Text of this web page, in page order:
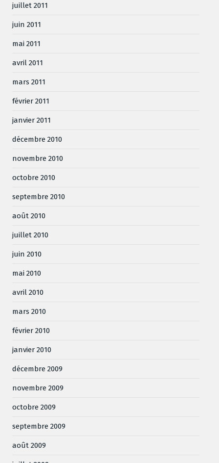
juillet 2011
juin 2011
mai 2011
avril 2011
mars 2011
février 2011
janvier 2011
décembre 2010
novembre 2010
octobre 2010
septembre 2010
août 2010
juillet 2010
juin 2010
mai 2010
avril 2010
mars 2010
février 2010
janvier 2010
décembre 2009
novembre 2009
octobre 2009
septembre 2009
août 2009